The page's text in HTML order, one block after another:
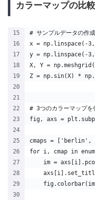
カラーマップの比較
# サンプルデータの作成
x = np.linspace(-
y = np.linspace(-
X, Y =
Z = np.sin(X) *
# 3つのカラーマップを
fig, axs =
cmaps = ['berlin',
for i, cmap in
im =